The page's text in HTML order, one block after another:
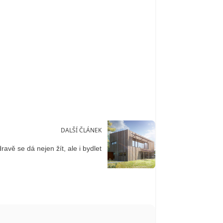
DALŠÍ ČLÁNEK
se dá nejen žít, ale i bydlet